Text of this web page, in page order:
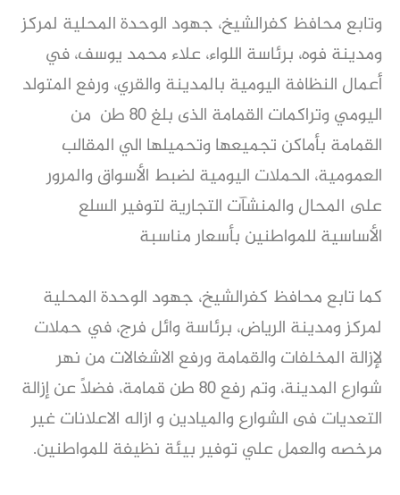
وتابع محافظ كفرالشيخ، جهود الوحدة المحلية لمركز
ومدينة فوه، برئاسة اللواء، علاء محمد يوسف، في
أعمال النظافة اليومية بالمدينة والقري، ورفع المتولد
اليومي وتراكمات القمامة الذى بلغ ٨٠ طن من
القمامة بأماكن تجميعها وتحميلها الي المقالب
العمومية، الحملات اليومية لضبط الأسواق والمرور
على المحال والمنشآت التجارية لتوفير السلع
الأساسية للمواطنين بأسعار مناسبة
كما تابع محافظ كفرالشيخ، جهود الوحدة المحلية
لمركز ومدينة الرياض، برئاسة وائل فرج، في حملات
لإزالة المخلفات والقمامة ورفع الاشغالات من نهر
شوارع المدينة، وتم رفع ٨٠ طن قمامة، فضلاً عن إزالة
التعديات فى الشوارع والميادين و ازاله الاعلانات غير
مرخصه والعمل علي توفير بيئة نظيفة للمواطنين.